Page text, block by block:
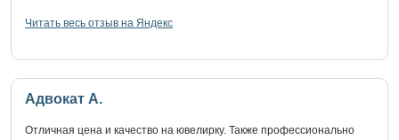
Читать весь отзыв на Яндекс
Адвокат А.
Отличная цена и качество на ювелирку. Также профессионально